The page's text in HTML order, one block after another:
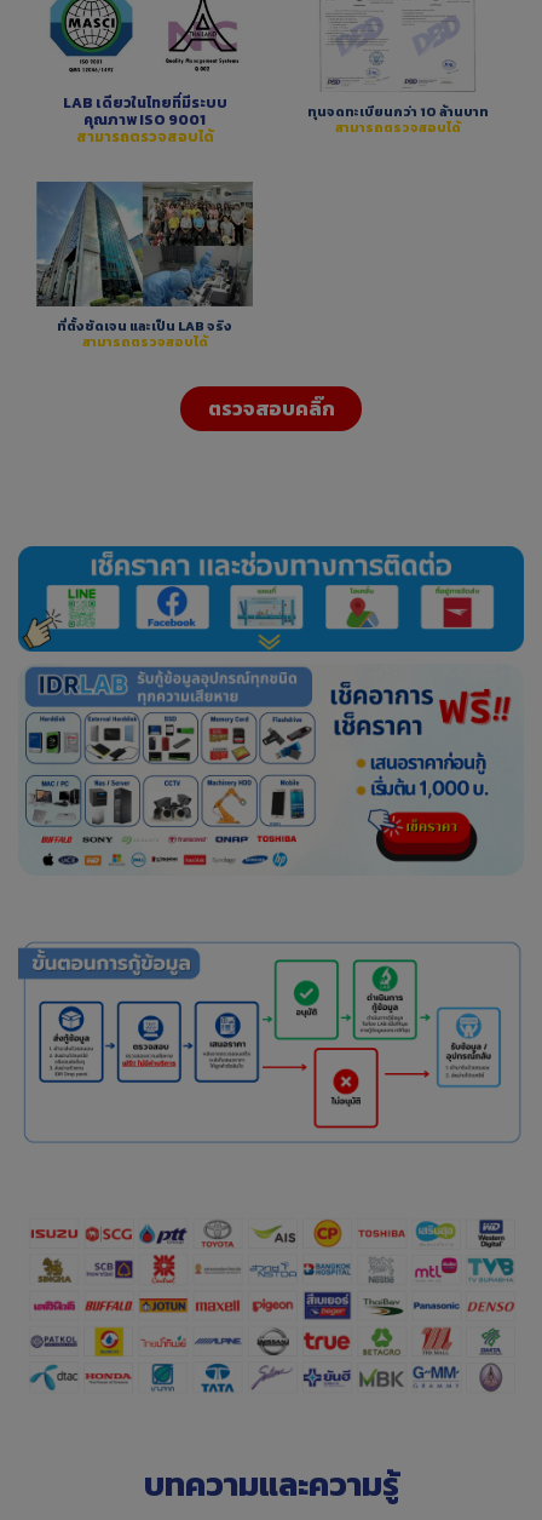
LAB เดียวในไทยที่มีระบบ
คุณภาพ ISO 9001
สามารถตรวจสอบได้
ทุนจดทะเบียนกว่า 10 ล้านบาท
สามารถตรวจสอบได้
ที่ตั้งชัดเจน และเป็น LAB จริง
สามารถตรวจสอบได้
ตรวจสอบคลิ๊ก
บทความและความรู้